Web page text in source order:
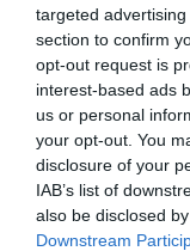
targeted
section to confirm
opt-out request is
interest-based ads
us or personal
your opt-out. You
disclosure of your
IAB’s list of
also be disclosed
Downstream